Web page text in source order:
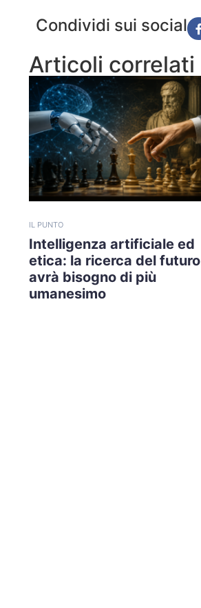
Condividi sui social
Articoli correlati
IL PUNTO
Intelligenza artificiale ed
etica: la ricerca del futuro
avrà bisogno di più
umanesimo